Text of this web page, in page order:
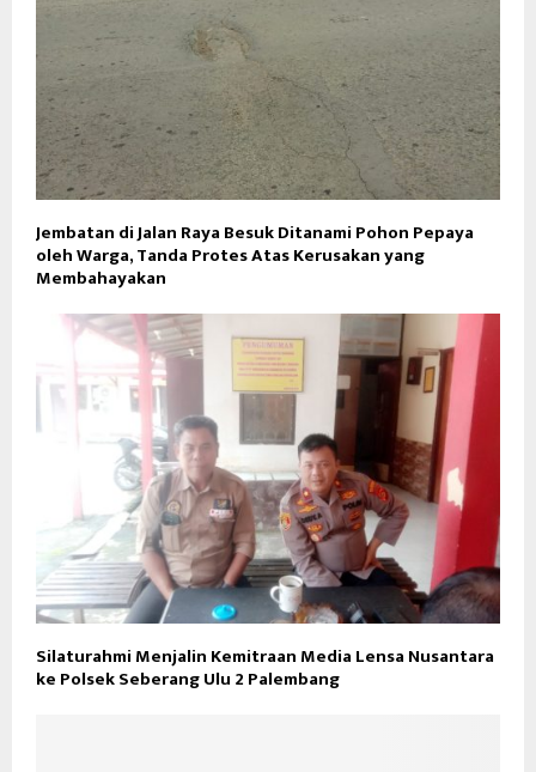
Jembatan di Jalan Raya Besuk Ditanami Pohon Pepaya
oleh Warga, Tanda Protes Atas Kerusakan yang
Membahayakan
Silaturahmi Menjalin Kemitraan Media Lensa Nusantara
ke Polsek Seberang Ulu 2 Palembang